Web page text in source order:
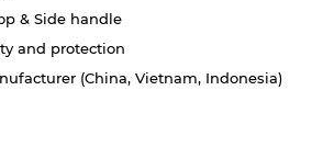
& Side handle
and protection
(China, Vietnam, Indonesia)